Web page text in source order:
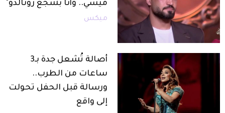
ميسي.. وأنا بشجع رونالدو"
ميكس
أصالة تُشعل جدة بـ3
ساعات من الطرب..
ورسالة قبل الحفل تحولت
إلى واقع